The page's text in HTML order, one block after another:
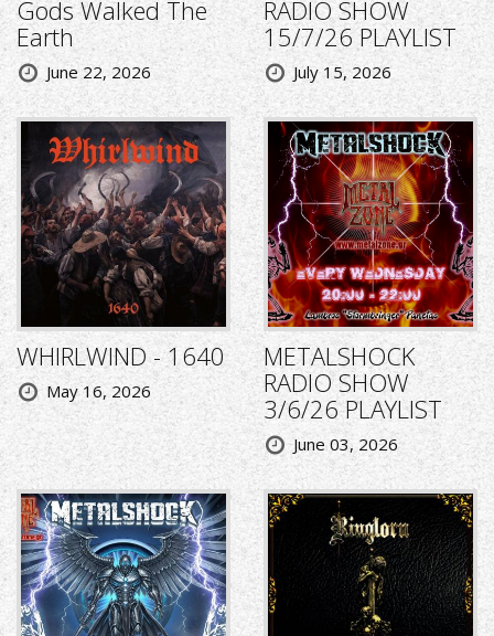
Gods Walked The
Earth
June 22, 2026
RADIO SHOW
15/7/26 PLAYLIST
July 15, 2026
WHIRLWIND - 1640
May 16, 2026
METALSHOCK
RADIO SHOW
3/6/26 PLAYLIST
June 03, 2026